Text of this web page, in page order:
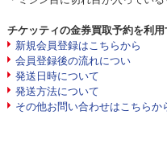
チケッティの金券買取予約を利
新規会員登録はこちらから
会員登録後の流れについ
発送日時について
発送方法について
その他お問い合わせはこちらか